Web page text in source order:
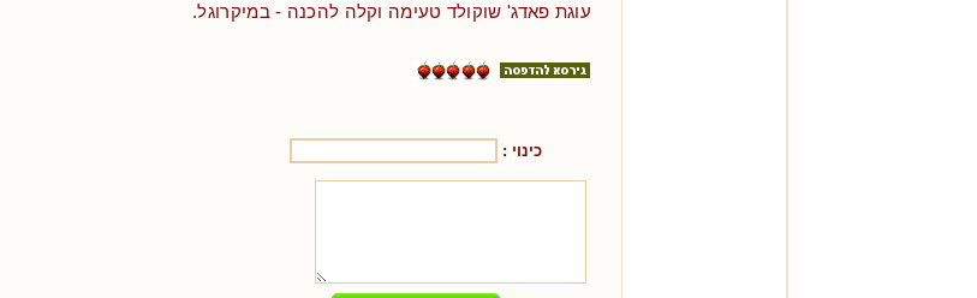
עוגת פאדג' שוקולד טעימה וקלה להכנה - במיקרוגל.
כינוי :